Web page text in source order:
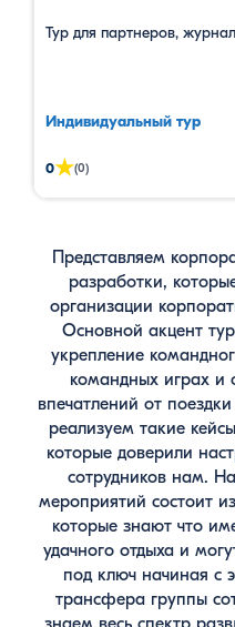
Тур для партнеров,
Индивидуальный тур
0★(0)
Представляем
разработки,
организации
Основной акцент
укрепление
командных играх и
впечатлений от
реализуем такие
которые доверили
сотрудников нам.
мероприятий состоит
которые знают что
удачного отдыха и
под ключ начиная с
трансфера группы